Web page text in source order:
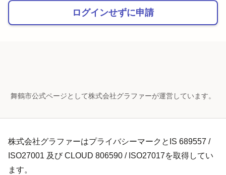
ログインせずに申請
舞鶴市公式ページとして株式会社グラファーが運営しています。
株式会社グラファーはプライバシーマークとIS 689557 /
ISO27001 及び CLOUD 806590 / ISO27017を取得してい
ます。